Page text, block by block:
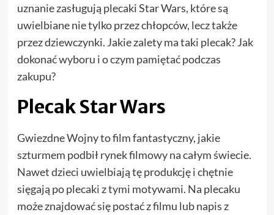
uznanie zasługują plecaki Star Wars, które są
uwielbiane nie tylko przez chłopców, lecz także
przez dziewczynki. Jakie zalety ma taki plecak? Jak
dokonać wyboru i o czym pamiętać podczas
zakupu?
Plecak Star Wars
Gwiezdne Wojny to film fantastyczny, jakie
szturmem podbił rynek filmowy na całym świecie.
Nawet dzieci uwielbiają tę produkcję i chętnie
sięgają po plecaki z tymi motywami. Na plecaku
może znajdować się postać z filmu lub napis z